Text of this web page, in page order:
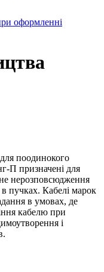
оформленні
поодинокого
П призначені для
нерозповсюдження
пучках. Кабелі марок
в умовах, де
кабелю при
і